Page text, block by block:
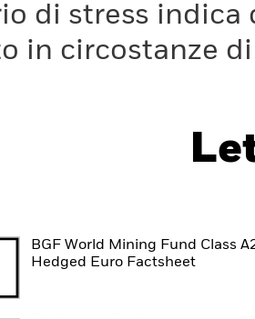
di stress
in circostanze
BGF World Mining Fund Class
Hedged Euro Factsheet